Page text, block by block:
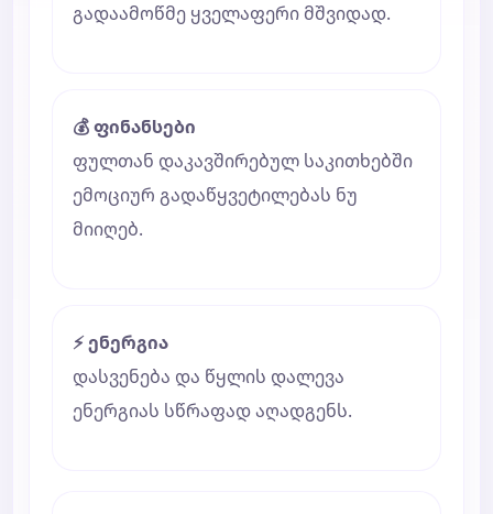
გადაამოწმე ყველაფერი მშვიდად.
💰 ფინანსები
ფულთან დაკავშირებულ საკითხებში
ემოციურ გადაწყვეტილებას ნუ
მიიღებ.
⚡ ენერგია
დასვენება და წყლის დალევა
ენერგიას სწრაფად აღადგენს.